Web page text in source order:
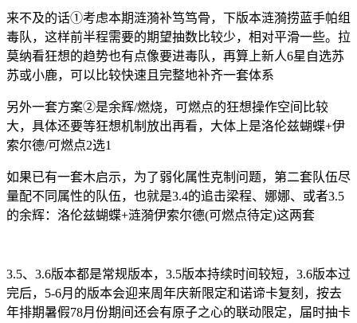
来不及的话①考虑本期涟漪补笃笃骨，下版本涟漪捞蓝手帕组
毒队，这样前半程需要的期望抽数比较少，相对平滑一些。拉
莫纳看狂想的趋势也有点像要进毒队，再算上新人6星自选苏
苏或小鹿，可以比较快速且完整地补齐一套体系
另外一套方案②是余辉/燃烧，可燃点的狂想操作空间比较
大，具体还要等狂想机制放出再看，大体上是洛伦兹蝴蝶+伊
索尔德/可燃点2选1
如果已有一套木启示，为了弱化属性克制问题，第二套队伍尽
量配不同属性的队伍，也就是3.4的追击梁程、娜娜、或者3.5
的余辉：洛伦兹蝴蝶+涟漪伊索尔德(可燃点待定)这两套
3.5、3.6版本都是常规版本，3.5版本持续时间较短，3.6版本过
完后，5-6月的版本会迎来周年庆新限定和诺谛卡复刻，按去
年排期暑假78月份期间还会有原子之心的联动限定，届时抽卡